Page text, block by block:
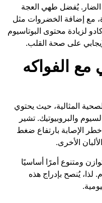
يُفضل طهي العجة
مع إضافة الخضروات مثل
لزيادة محتوى البوتاسيوم
على صحة القلب.
مع الفواكه
المثالية، حيث يحتوي
والبروبيوتيك. تشير
الإصابة بارتفاع ضغط
الأخرى.
ومتنوع أمرًا أساسيًا
يُنصح بإدراج هذه